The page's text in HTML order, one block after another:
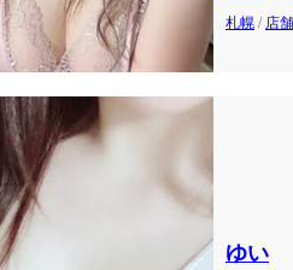
札幌/ 店
ゆい